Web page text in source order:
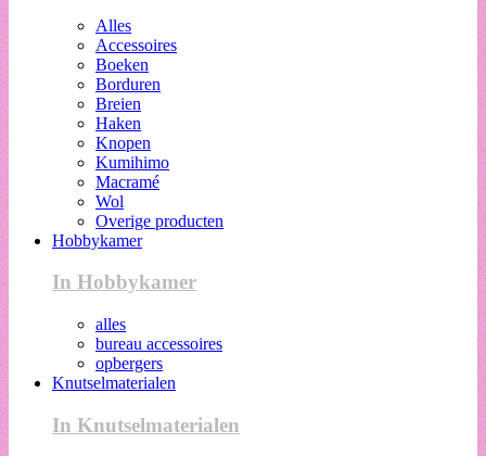
Alles
Accessoires
Boeken
Borduren
Breien
Haken
Knopen
Kumihimo
Macramé
Wol
Overige producten
Hobbykamer
In Hobbykamer
alles
bureau accessoires
opbergers
Knutselmaterialen
In Knutselmaterialen